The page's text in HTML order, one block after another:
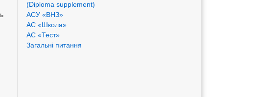
(Diploma supplement)
АСУ «ВНЗ»
АС «Школа»
АС «Тест»
Загальні питання